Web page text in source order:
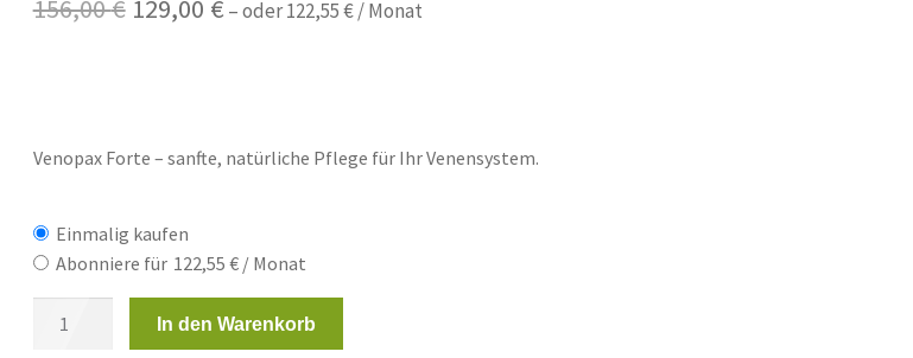
156,00€ Ursprünglicher
129,00 €Aktueller
–oder122,55€/ Monat
Venopax Forte – sanfte, natürliche Pflege für Ihr Venensystem.
Einmalig kaufen
Abonniere für 122,55€ / Monat
In den Warenkorb